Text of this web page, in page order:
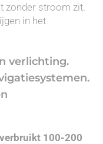
zonder stroom zit.
in het
verlichting.
100-200